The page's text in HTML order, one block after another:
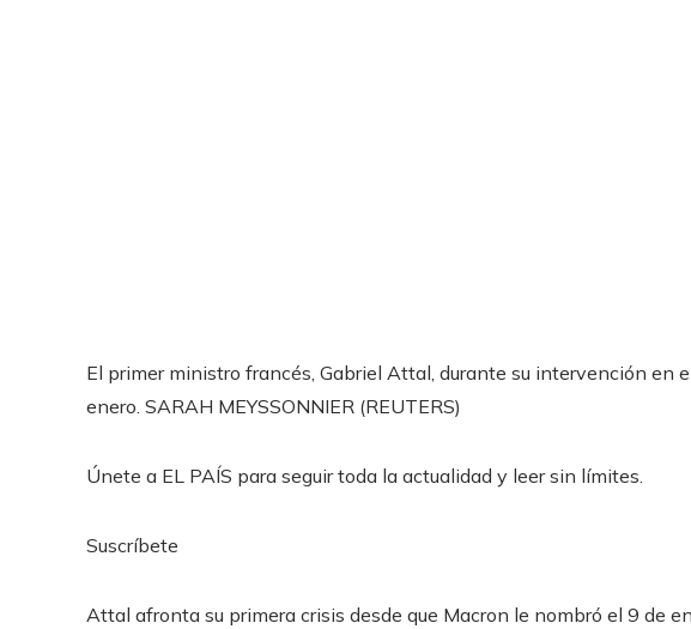
El primer ministro francés, Gabriel Attal, durante su intervención en
enero. SARAH MEYSSONNIER (REUTERS)
Únete a EL PAÍS para seguir toda la actualidad y leer sin límites.
Suscríbete
Attal afronta su primera crisis desde que Macron le nombró el 9 de